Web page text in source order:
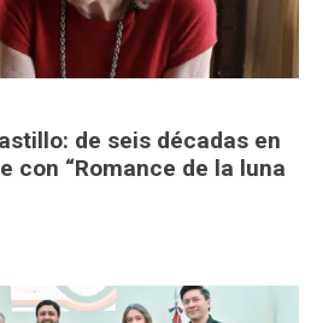
de seis décadas en
con “Romance de la luna